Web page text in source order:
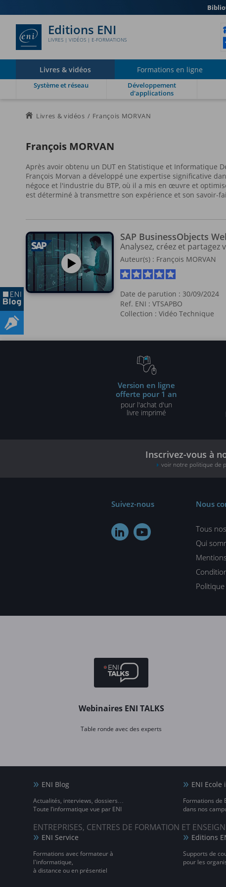
Editions ENI
LIVRES | VIDÉOS | E-FORMATIONS
Livres & vidéos Formations en ligne
Système et réseau
Développement
d'applications
Livres & vidéos François MORVAN
François MORVAN
Après avoir obtenu un DUT en Statistique et Informatique
François Morvan a développé une expertise significative
négoce et l'industrie du BTP, où il a mis en œuvre et
est déterminé à transmettre son expérience et son savoir-
SAP BusinessObjects
Analysez, créez et
Auteur(s) : François MORVAN
Date de parution : 30/09/2024
Ref. ENI : VTSAPBO
Collection : Vidéo Technique
Version en ligne
offerte pour 1 an
pour l'achat d'un
livre imprimé
Inscrivez-vous à
voir notre politique de
Suivez-nous
 
Nous
Tous
Qui
Webinaires ENI TALKS
Table ronde avec des experts
ENI Blog
Actualités, interviews, dossiers…
Toute l’informatique vue par ENI
ENI
Formations de
dans nos
ENTREPRISES, CENTRES DE FORMATION ET
ENI Service
Formations avec formateur à
l'informatique,
à distance ou en présentiel
Editions
Supports de
pour les